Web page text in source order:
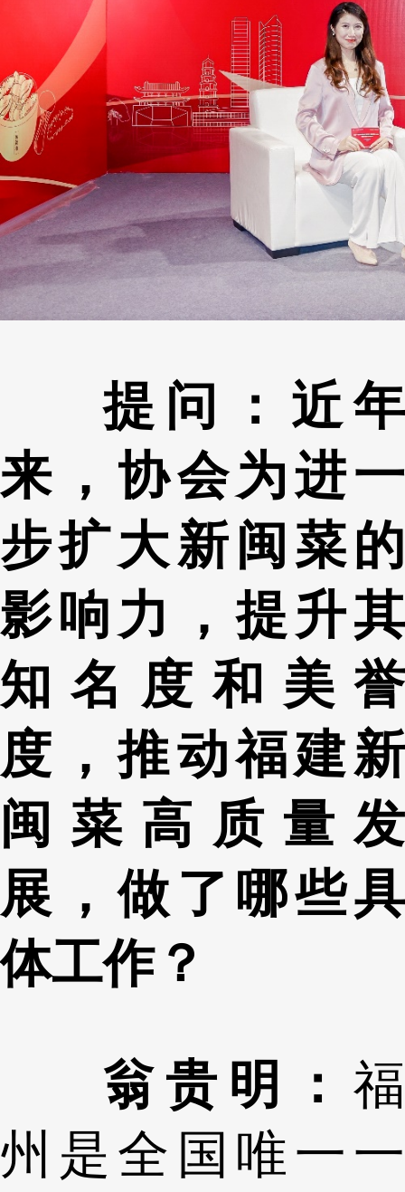
提问：近年
来，协会为进一
步扩大新闽菜的
影响力，提升其
知名度和美誉
度，推动福建新
闽菜高质量发
展，做了哪些具
体工作？
翁贵明： 福
州是全国唯一一